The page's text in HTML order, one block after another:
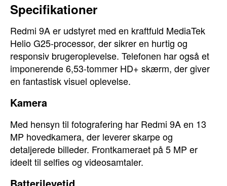
Specifikationer
Redmi 9A er udstyret med en kraftfuld MediaTek
Helio G25-processor, der sikrer en hurtig og
responsiv brugeroplevelse. Telefonen har også et
imponerende 6,53-tommer HD+ skærm, der giver
en fantastisk visuel oplevelse.
Kamera
Med hensyn til fotografering har Redmi 9A en 13
MP hovedkamera, der leverer skarpe og
detaljerede billeder. Frontkameraet på 5 MP er
ideelt til selfies og videosamtaler.